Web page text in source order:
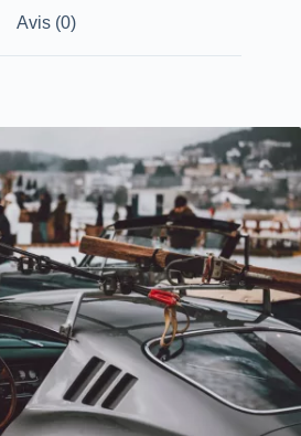
Avis (0)